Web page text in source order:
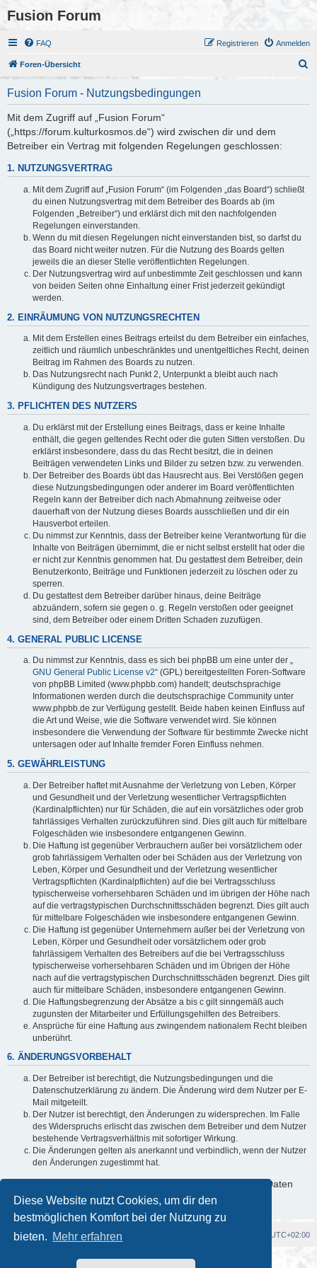
Diese Website nutzt Cookies, um dir den
bestmöglichen Komfort bei der Nutzung zu
bieten. Mehr erfahren
Fusion Forum
FAQ Anmelden
Registrieren
Foren-Übersicht
Fusion Forum - Nutzungsbedingungen
Mit dem Zugriff auf „Fusion Forum“
(„https://forum.kulturkosmos.de“) wird zwischen dir und dem
Betreiber ein Vertrag mit folgenden Regelungen geschlossen:
1. NUTZUNGSVERTRAG
Mit dem Zugriff auf „Fusion Forum“ (im Folgenden „das Board“) schließt
du einen Nutzungsvertrag mit dem Betreiber des Boards ab (im
Folgenden „Betreiber“) und erklärst dich mit den nachfolgenden
Regelungen einverstanden.
Wenn du mit diesen Regelungen nicht einverstanden bist, so darfst du
das Board nicht weiter nutzen. Für die Nutzung des Boards gelten
jeweils die an dieser Stelle veröffentlichten Regelungen.
Der Nutzungsvertrag wird auf unbestimmte Zeit geschlossen und kann
von beiden Seiten ohne Einhaltung einer Frist jederzeit gekündigt
werden.
2. EINRÄUMUNG VON NUTZUNGSRECHTEN
Mit dem Erstellen eines Beitrags erteilst du dem Betreiber ein einfaches,
zeitlich und räumlich unbeschränktes und unentgeltliches Recht, deinen
Beitrag im Rahmen des Boards zu nutzen.
Das Nutzungsrecht nach Punkt 2, Unterpunkt a bleibt auch nach
Kündigung des Nutzungsvertrages bestehen.
3. PFLICHTEN DES NUTZERS
Du erklärst mit der Erstellung eines Beitrags, dass er keine Inhalte
enthält, die gegen geltendes Recht oder die guten Sitten verstoßen. Du
erklärst insbesondere, dass du das Recht besitzt, die in deinen
Beiträgen verwendeten Links und Bilder zu setzen bzw. zu verwenden.
Der Betreiber des Boards übt das Hausrecht aus. Bei Verstößen gegen
diese Nutzungsbedingungen oder anderer im Board veröffentlichten
Regeln kann der Betreiber dich nach Abmahnung zeitweise oder
dauerhaft von der Nutzung dieses Boards ausschließen und dir ein
Hausverbot erteilen.
Du nimmst zur Kenntnis, dass der Betreiber keine Verantwortung für die
Inhalte von Beiträgen übernimmt, die er nicht selbst erstellt hat oder die
er nicht zur Kenntnis genommen hat. Du gestattest dem Betreiber, dein
Benutzerkonto, Beiträge und Funktionen jederzeit zu löschen oder zu
sperren.
Du gestattest dem Betreiber darüber hinaus, deine Beiträge
abzuändern, sofern sie gegen o. g. Regeln verstoßen oder geeignet
sind, dem Betreiber oder einem Dritten Schaden zuzufügen.
4. GENERAL PUBLIC LICENSE
Du nimmst zur Kenntnis, dass es sich bei phpBB um eine unter der „
GNU General Public License v2“ (GPL) bereitgestellten Foren-Software
von phpBB Limited (www.phpbb.com) handelt; deutschsprachige
Informationen werden durch die deutschsprachige Community unter
www.phpbb.de zur Verfügung gestellt. Beide haben keinen Einfluss auf
die Art und Weise, wie die Software verwendet wird. Sie können
insbesondere die Verwendung der Software für bestimmte Zwecke nicht
untersagen oder auf Inhalte fremder Foren Einfluss nehmen.
5. GEWÄHRLEISTUNG
Der Betreiber haftet mit Ausnahme der Verletzung von Leben, Körper
und Gesundheit und der Verletzung wesentlicher Vertragspflichten
(Kardinalpflichten) nur für Schäden, die auf ein vorsätzliches oder grob
fahrlässiges Verhalten zurückzuführen sind. Dies gilt auch für mittelbare
Folgeschäden wie insbesondere entgangenen Gewinn.
Die Haftung ist gegenüber Verbrauchern außer bei vorsätzlichem oder
grob fahrlässigem Verhalten oder bei Schäden aus der Verletzung von
Leben, Körper und Gesundheit und der Verletzung wesentlicher
Vertragspflichten (Kardinalpflichten) auf die bei Vertragsschluss
typischerweise vorhersehbaren Schäden und im übrigen der Höhe nach
auf die vertragstypischen Durchschnittsschäden begrenzt. Dies gilt auch
für mittelbare Folgeschäden wie insbesondere entgangenen Gewinn.
Die Haftung ist gegenüber Unternehmern außer bei der Verletzung von
Leben, Körper und Gesundheit oder vorsätzlichem oder grob
fahrlässigem Verhalten des Betreibers auf die bei Vertragsschluss
typischerweise vorhersehbaren Schäden und im Übrigen der Höhe
nach auf die vertragstypischen Durchschnittsschäden begrenzt. Dies gilt
auch für mittelbare Schäden, insbesondere entgangenen Gewinn.
Die Haftungsbegrenzung der Absätze a bis c gilt sinngemäß auch
zugunsten der Mitarbeiter und Erfüllungsgehilfen des Betreibers.
Ansprüche für eine Haftung aus zwingendem nationalem Recht bleiben
unberührt.
6. ÄNDERUNGSVORBEHALT
Der Betreiber ist berechtigt, die Nutzungsbedingungen und die
Datenschutzerklärung zu ändern. Die Änderung wird dem Nutzer per E-
Mail mitgeteilt.
Der Nutzer ist berechtigt, den Änderungen zu widersprechen. Im Falle
des Widerspruchs erlischt das zwischen dem Betreiber und dem Nutzer
bestehende Vertragsverhältnis mit sofortiger Wirkung.
Die Änderungen gelten als anerkannt und verbindlich, wenn der Nutzer
den Änderungen zugestimmt hat.
Informationen über den Umgang mit deinen persönlichen Daten
sind in der Datenschutzerklärung enthalten.
Foren-Übersicht UTC+02:00
Powered byphpBB® Forum Software © phpBB Limited